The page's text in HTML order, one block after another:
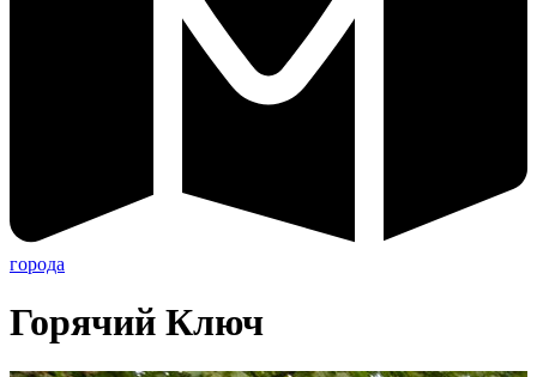
города
Горячий Ключ